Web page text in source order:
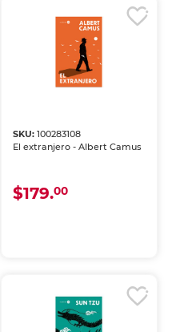
SKU: 100283108
El extranjero - Albert Camus
$179.00